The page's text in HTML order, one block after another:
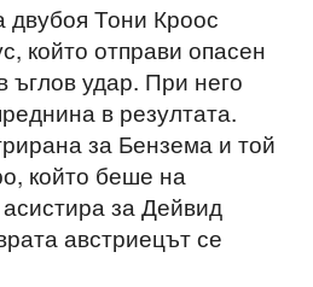
двубоя Тони Кроос
който отправи опасен
ъглов удар. При него
в резултата.
за Бензема и той
който беше на
за Дейвид
австриецът се